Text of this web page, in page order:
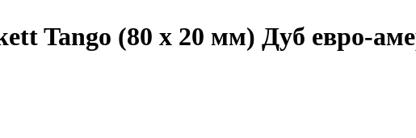
Tango (80 х 20 мм) Дуб евро-